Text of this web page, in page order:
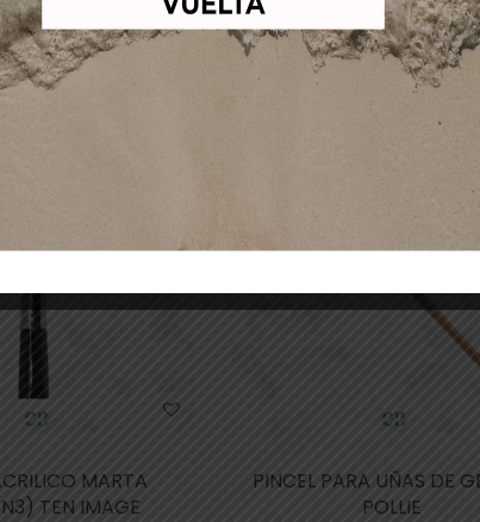
Productos relacionados
MARTA
TEN IMAGE
PINCEL PARA UÑAS DE
POLLIE